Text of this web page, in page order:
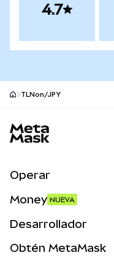
4.7
TLNon/JPY
Operar
Activos del mundo real
Money NUEVA
Desarrollador
Obtén MetaMask